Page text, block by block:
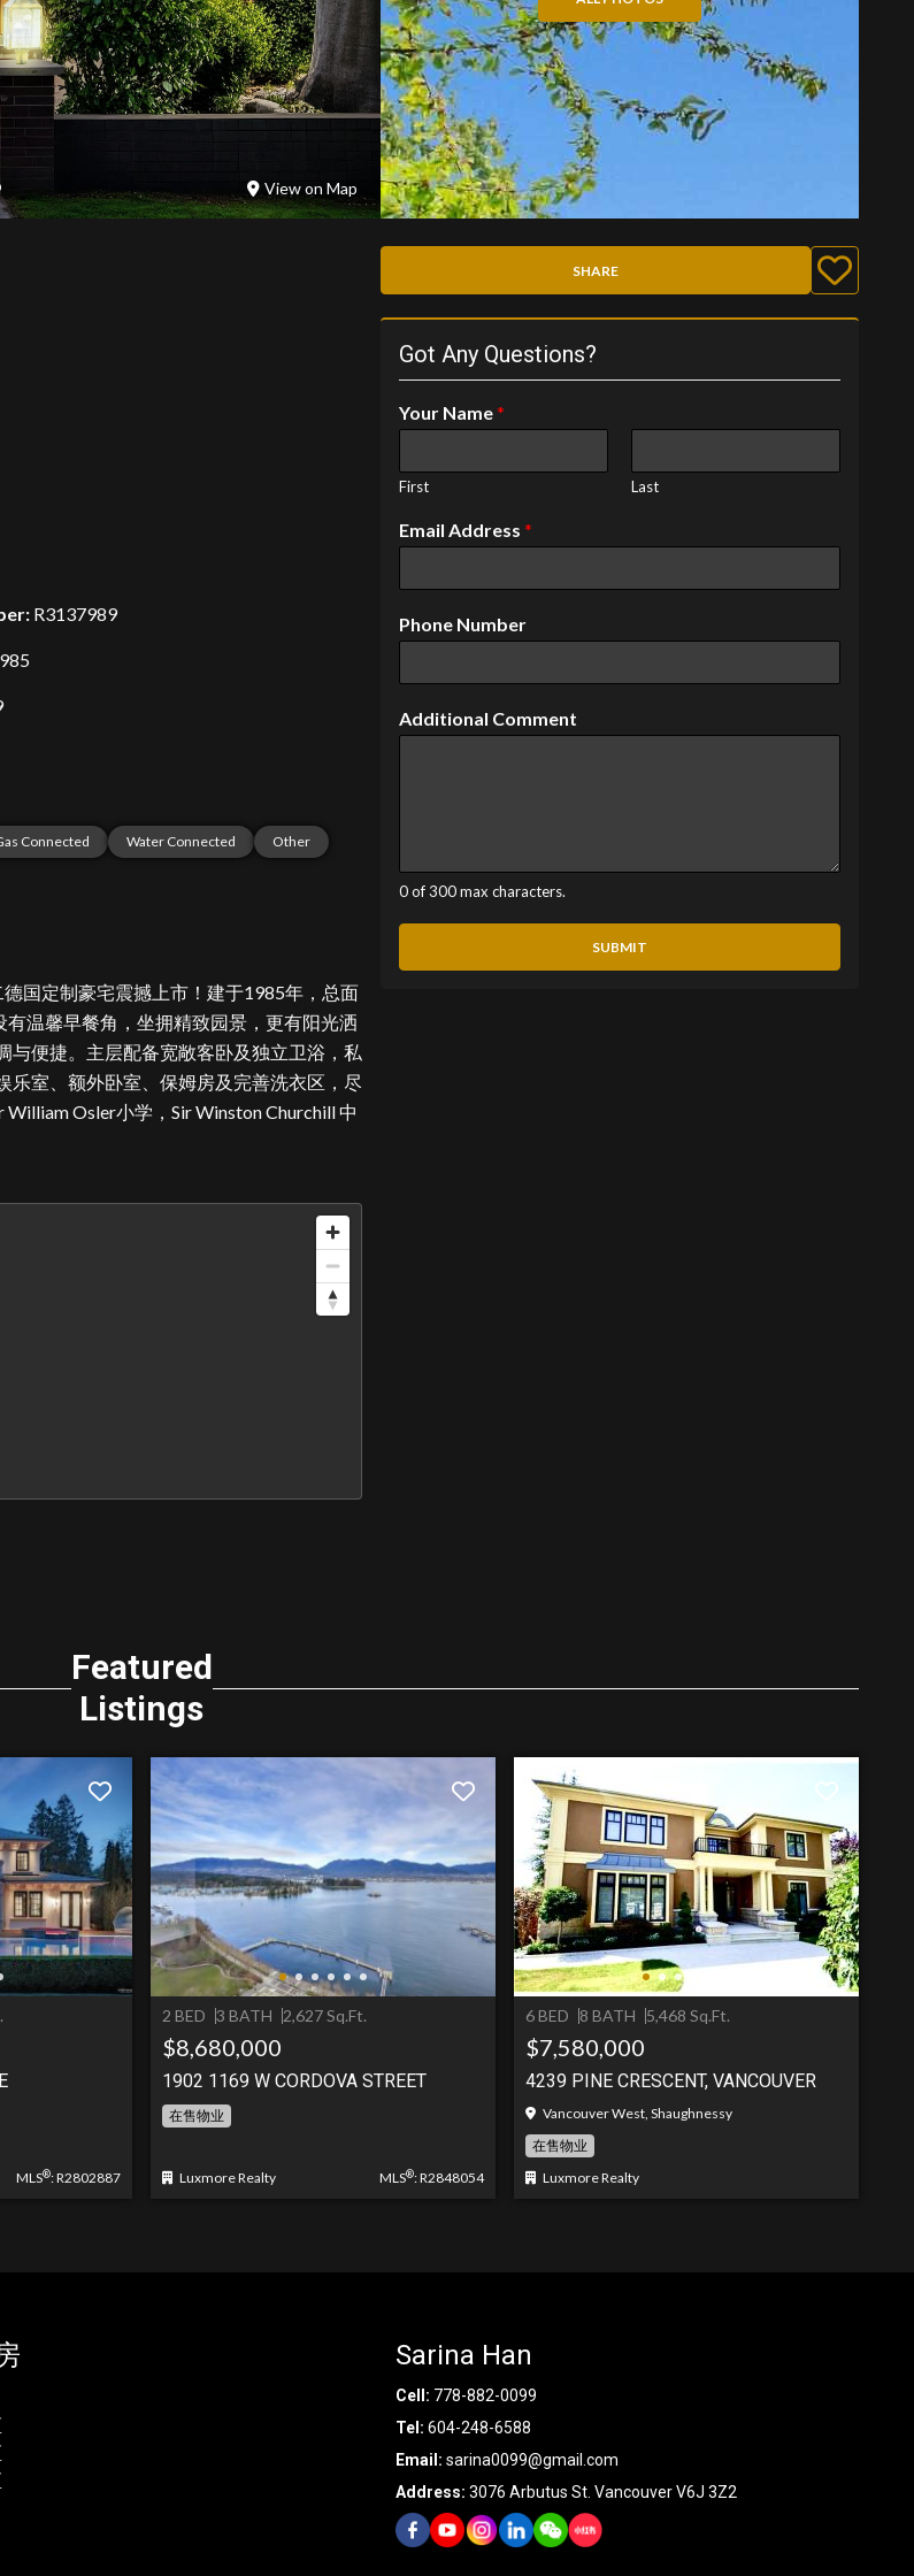
View on Map
R3137989
Connected Water Connected Other
国定制豪宅震撼上市！建于1985年， 总面
温馨早餐角，坐拥精致园景，更有阳光洒
便捷。主层配备宽敞客卧及独立卫浴，私
乐室、额外卧室、保姆房及完善洗衣区，尽
Osler小学，Sir Winston Churchill 中
SHARE
Got Any Questions?
Your Name*
First Last
Email Address *
Phone Number
Additional Comment
0 of 300 max characters.
SUBMIT
Featured
Listings
MLS®: R2802887
2 BED 3 BATH 2,627 Sq.Ft.
$8,680,000
1902 1169 W CORDOVA STREET
在售物业
Luxmore Realty MLS®: R2848054
6 BED 8 BATH 5,468 Sq.Ft.
$7,580,000
4239 PINE CRESCENT, VANCOUVER
Vancouver West, Shaughnessy
在售物业
Luxmore Realty
Sarina Han
Cell: 778-882-0099
Tel:604-248-6588
Email:sarina0099@gmail.com
Address:3076 Arbutus St. Vancouver V6J 3Z2